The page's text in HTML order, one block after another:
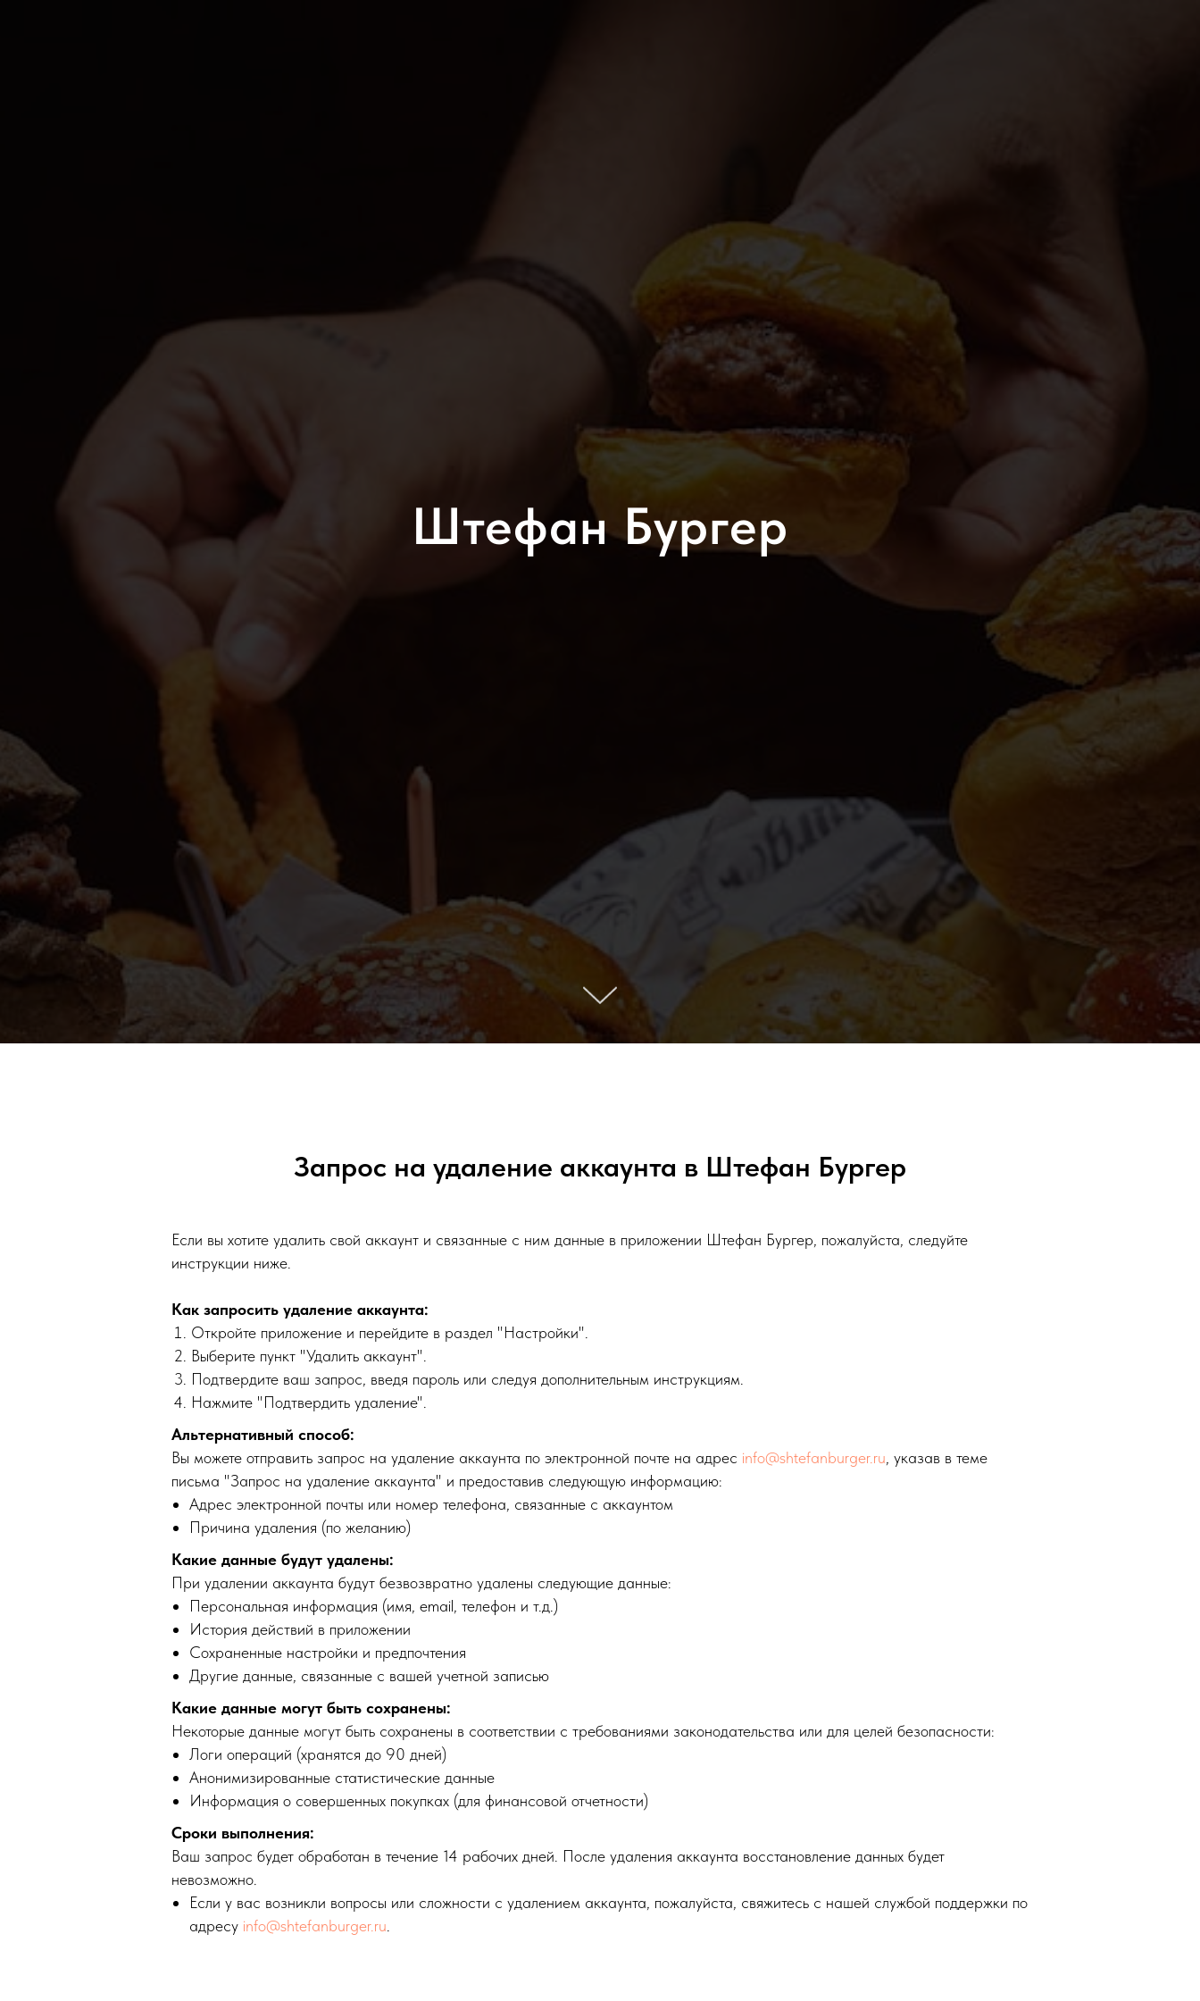
Штефан Бургер
Запрос на удаление аккаунта в Штефан Бургер
Если вы хотите удалить свой аккаунт и связанные с ним данные в приложении Штефан Бургер, пожалуйста, следуйте
инструкции ниже.
Как запросить удаление аккаунта:
Откройте приложение и перейдите в раздел "Настройки".
Выберите пункт "Удалить аккаунт".
Подтвердите ваш запрос, введя пароль или следуя дополнительным инструкциям.
Нажмите "Подтвердить удаление".
Альтернативный способ:
Вы можете отправить запрос на удаление аккаунта по электронной почте на адрес info@shtefanburger.ru, указав в теме
письма "Запрос на удаление аккаунта" и предоставив следующую информацию:
Адрес электронной почты или номер телефона, связанные с аккаунтом
Причина удаления (по желанию)
Какие данные будут удалены:
При удалении аккаунта будут безвозвратно удалены следующие данные:
Персональная информация (имя, email, телефон и т.д.)
История действий в приложении
Сохраненные настройки и предпочтения
Другие данные, связанные с вашей учетной записью
Какие данные могут быть сохранены:
Некоторые данные могут быть сохранены в соответствии с требованиями законодательства или для целей безопасности:
Логи операций (хранятся до 90 дней)
Анонимизированные статистические данные
Информация о совершенных покупках (для финансовой отчетности)
Сроки выполнения:
Ваш запрос будет обработан в течение 14 рабочих дней. После удаления аккаунта восстановление данных будет
невозможно.
Если у вас возникли вопросы или сложности с удалением аккаунта, пожалуйста, свяжитесь с нашей службой поддержки по
адресу info@shtefanburger.ru